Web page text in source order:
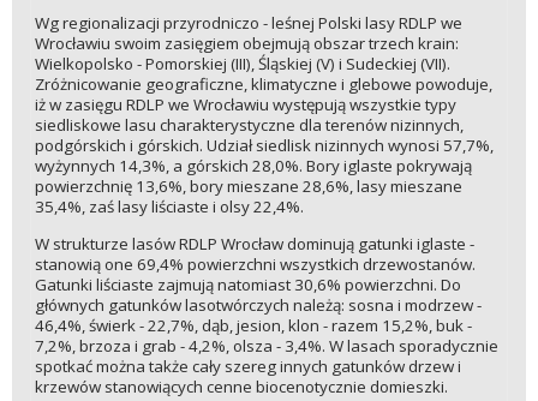
Wg regionalizacji przyrodniczo - leśnej Polski lasy RDLP we
Wrocławiu swoim zasięgiem obejmują obszar trzech krain:
Wielkopolsko - Pomorskiej (III), Śląskiej (V) i Sudeckiej (VII).
Zróżnicowanie geograficzne, klimatyczne i glebowe powoduje,
iż w zasięgu RDLP we Wrocławiu występują wszystkie typy
siedliskowe lasu charakterystyczne dla terenów nizinnych,
podgórskich i górskich. Udział siedlisk nizinnych wynosi 57,7%,
wyżynnych 14,3%, a górskich 28,0%. Bory iglaste pokrywają
powierzchnię 13,6%, bory mieszane 28,6%, lasy mieszane
35,4%, zaś lasy liściaste i olsy 22,4%.
W strukturze lasów RDLP Wrocław dominują gatunki iglaste -
stanowią one 69,4% powierzchni wszystkich drzewostanów.
Gatunki liściaste zajmują natomiast 30,6% powierzchni. Do
głównych gatunków lasotwórczych należą: sosna i modrzew -
46,4%, świerk - 22,7%, dąb, jesion, klon - razem 15,2%, buk -
7,2%, brzoza i grab - 4,2%, olsza - 3,4%. W lasach sporadycznie
spotkać można także cały szereg innych gatunków drzew i
krzewów stanowiących cenne biocenotycznie domieszki.